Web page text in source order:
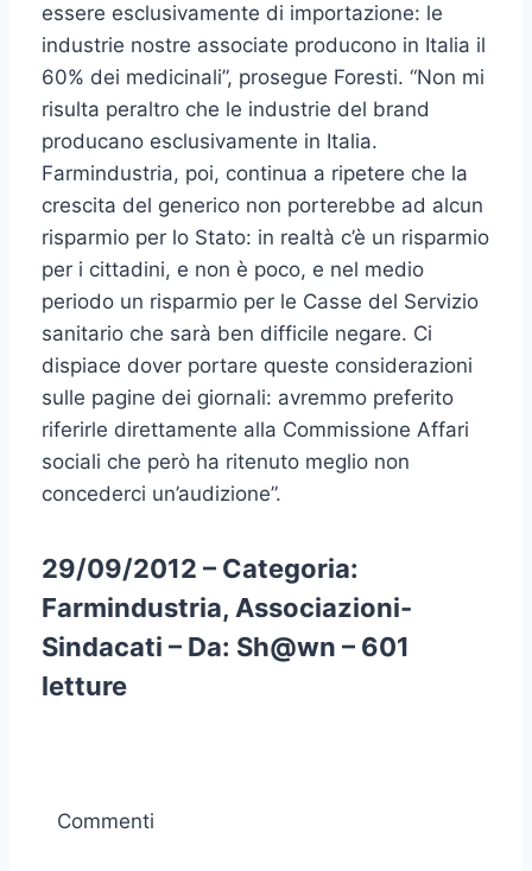
essere esclusivamente di importazione: le
industrie nostre associate producono in Italia il
60% dei medicinali”, prosegue Foresti. “Non mi
risulta peraltro che le industrie del brand
producano esclusivamente in Italia.
Farmindustria, poi, continua a ripetere che la
crescita del generico non porterebbe ad alcun
risparmio per lo Stato: in realtà c’è un risparmio
per i cittadini, e non è poco, e nel medio
periodo un risparmio per le Casse del Servizio
sanitario che sarà ben difficile negare. Ci
dispiace dover portare queste considerazioni
sulle pagine dei giornali: avremmo preferito
riferirle direttamente alla Commissione Affari
sociali che però ha ritenuto meglio non
concederci un’audizione”.
29/09/2012 – Categoria:
Farmindustria, Associazioni-
Sindacati – Da: Sh@wn – 601
letture
Commenti